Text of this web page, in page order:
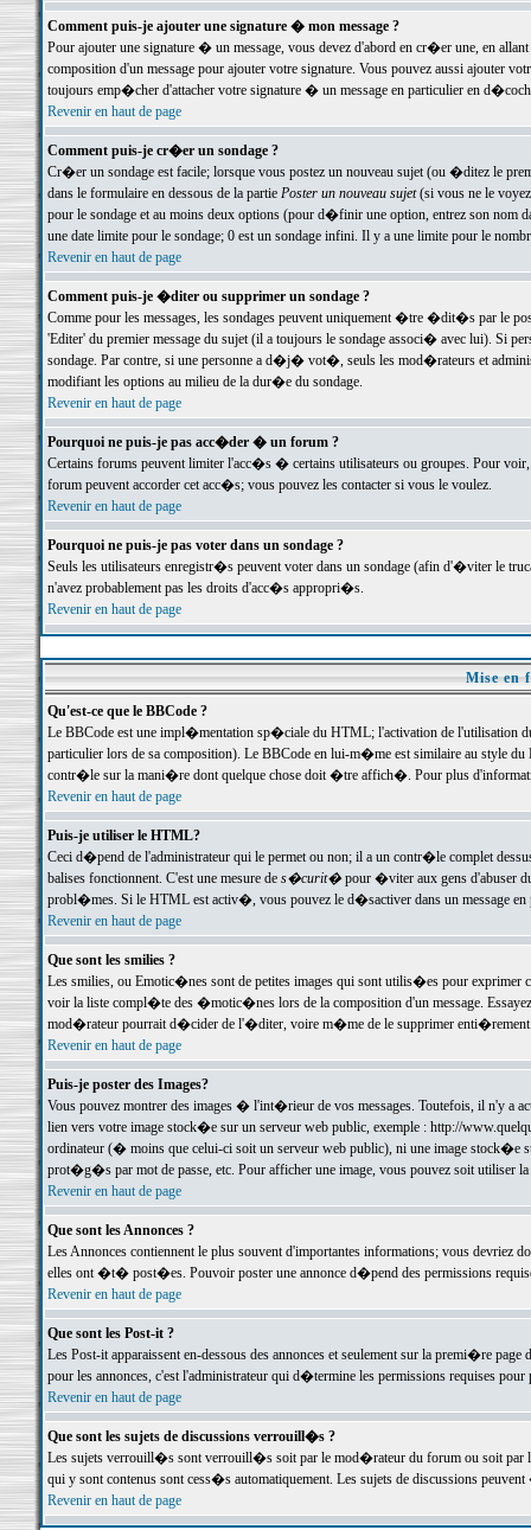
Comment puis-je ajouter une signature � mon message ?
Pour ajouter une signature � un message, vous devez d'abord en cr�er une, en
composition d'un message pour ajouter votre signature. Vous pouvez aussi ajouter
toujours emp�cher d'attacher votre signature � un message en particulier en
Revenir en haut de page
Comment puis-je cr�er un sondage ?
Cr�er un sondage est facile; lorsque vous postez un nouveau sujet (ou �ditez le
dans le formulaire en dessous de la partie Poster un nouveau sujet(si vous ne le voyez
pour le sondage et au moins deux options (pour d�finir une option, entrez son nom
une date limite pour le sondage; 0 est un sondage infini. Il y a une limite pour le
Revenir en haut de page
Comment puis-je �diter ou supprimer un sondage ?
Comme pour les messages, les sondages peuvent uniquement �tre �dit�s par le
'Editer' du premier message du sujet (il a toujours le sondage associ� avec lui). Si
sondage. Par contre, si une personne a d�j� vot�, seuls les mod�rateurs et
modifiant les options au milieu de la dur�e du sondage.
Revenir en haut de page
Pourquoi ne puis-je pas acc�der � un forum ?
Certains forums peuvent limiter l'acc�s � certains utilisateurs ou groupes. Pour
forum peuvent accorder cet acc�s; vous pouvez les contacter si vous le voulez.
Revenir en haut de page
Pourquoi ne puis-je pas voter dans un sondage ?
Seuls les utilisateurs enregistr�s peuvent voter dans un sondage (afin d'�viter le
n'avez probablement pas les droits d'acc�s appropri�s.
Revenir en haut de page
Mise en
Qu'est-ce que le BBCode ?
Le BBCode est une impl�mentation sp�ciale du HTML; l'activation de l'utilisation
particulier lors de sa composition). Le BBCode en lui-m�me est similaire au style
contr�le sur la mani�re dont quelque chose doit �tre affich�. Pour plus
Revenir en haut de page
Puis-je utiliser le HTML?
Ceci d�pend de l'administrateur qui le permet ou non; il a un contr�le complet
balises fonctionnent. C'est une mesure de s�curit�pour �viter aux gens d'abuser
probl�mes. Si le HTML est activ�, vous pouvez le d�sactiver dans un message en
Revenir en haut de page
Que sont les smilies ?
Les smilies, ou Emotic�nes sont de petites images qui sont utilis�es pour exprimer
voir la liste compl�te des �motic�nes lors de la composition d'un message.
mod�rateur pourrait d�cider de l'�diter, voire m�me de le supprimer
Revenir en haut de page
Puis-je poster des Images?
Vous pouvez montrer des images � l'int�rieur de vos messages. Toutefois, il n'y a
lien vers votre image stock�e sur un serveur web public, exemple : http://
ordinateur (� moins que celui-ci soit un serveur web public), ni une image stock�e
prot�g�s par mot de passe, etc. Pour afficher une image, vous pouvez soit
Revenir en haut de page
Que sont les Annonces ?
Les Annonces contiennent le plus souvent d'importantes informations; vous devriez
elles ont �t� post�es. Pouvoir poster une annonce d�pend des permissions
Revenir en haut de page
Que sont les Post-it ?
Les Post-it apparaissent en-dessous des annonces et seulement sur la premi�re
pour les annonces, c'est l'administrateur qui d�termine les permissions requises pour
Revenir en haut de page
Que sont les sujets de discussions verrouill�s ?
Les sujets verrouill�s sont verrouill�s soit par le mod�rateur du forum ou soit par
qui y sont contenus sont cess�s automatiquement. Les sujets de discussions
Revenir en haut de page